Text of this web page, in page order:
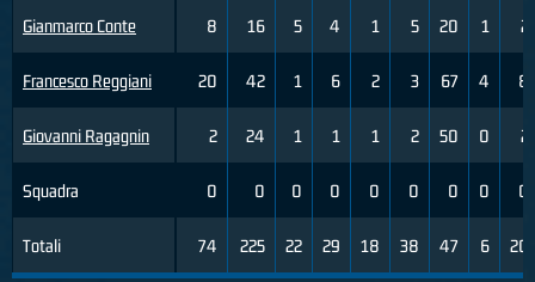
Gianmarco Conte
Francesco Reggiani
Giovanni Ragagnin
Squadra
Totali
8 16 5 4 1 5 20 1 2
20 42 1 6 2 3 67 4 8
2 24 1 1 1 2 50 0 2
0 0 0 0 0 0 0 0 0
74 225 22 29 18 38 47 6 20